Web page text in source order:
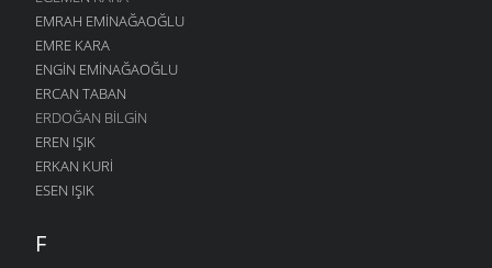
EMRAH EMINAĞAOĞLU
EMRE KARA
ENGIN EMINAĞAOĞLU
ERCAN TABAN
ERDOĞAN BILGIN
EREN IŞIK
ERKAN KURI
ESEN IŞIK
F